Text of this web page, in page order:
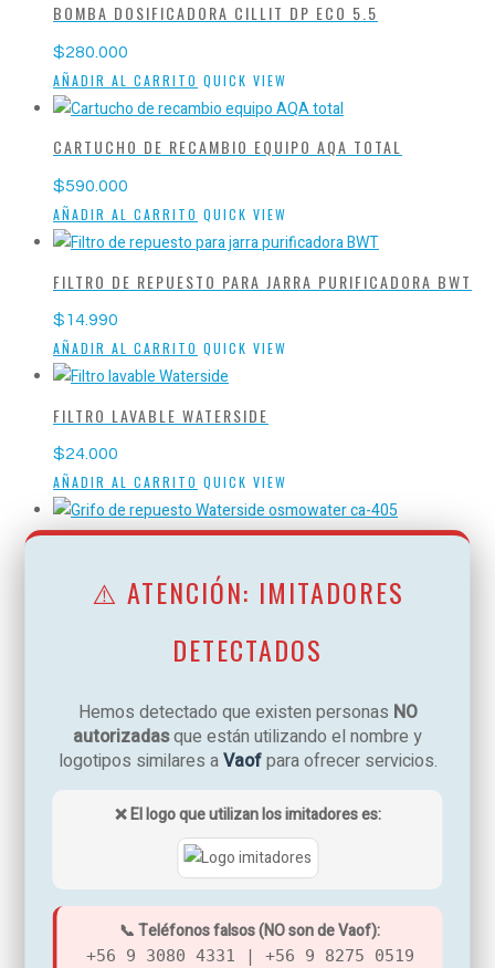
BOMBA DOSIFICADORA CILLIT DP ECO 5.5
$280.000
AÑADIR AL CARRITO QUICK VIEW
CARTUCHO DE RECAMBIO EQUIPO AQA TOTAL
$590.000
AÑADIR AL CARRITO QUICK VIEW
FILTRO DE REPUESTO PARA JARRA PURIFICADORA BWT
$14.990
AÑADIR AL CARRITO QUICK VIEW
FILTRO LAVABLE WATERSIDE
$24.000
AÑADIR AL CARRITO QUICK VIEW
48.000
165.000
AÑADIR AL CARRITO QUICK VIEW
KIT DE REPUESTOS ORIGINALES BONAQUA
AÑADIR AL CARRITO
KIT RECAMBIO PILOTEPHOS
⚠️ ATENCIÓN: IMITADORES
DETECTADOS
Hemos detectado que existen personas NO
autorizadasque están utilizando el nombre y
logotipos similares aVaofpara ofrecer servicios.
❌ El logo que utilizan los imitadores es:
📞 Teléfonos falsos (NO son de Vaof):
+56 9 3080 4331 | +56 9 8275 0519